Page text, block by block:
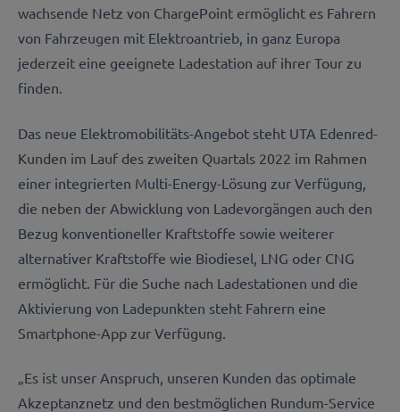
wachsende Netz von ChargePoint ermöglicht es Fahrern
von Fahrzeugen mit Elektroantrieb, in ganz Europa
jederzeit eine geeignete Ladestation auf ihrer Tour zu
finden.
Das neue Elektromobilitäts-Angebot steht UTA Edenred-
Kunden im Lauf des zweiten Quartals 2022 im Rahmen
einer integrierten Multi-Energy-Lösung zur Verfügung,
die neben der Abwicklung von Ladevorgängen auch den
Bezug konventioneller Kraftstoffe sowie weiterer
alternativer Kraftstoffe wie Biodiesel, LNG oder CNG
ermöglicht. Für die Suche nach Ladestationen und die
Aktivierung von Ladepunkten steht Fahrern eine
Smartphone-App zur Verfügung.
„Es ist unser Anspruch, unseren Kunden das optimale
Akzeptanznetz und den bestmöglichen Rundum-Service